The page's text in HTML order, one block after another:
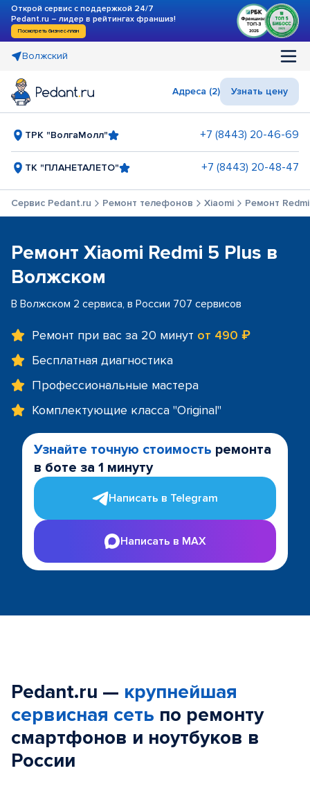
Открой сервис с поддержкой 24/7
Pedant.ru – лидер в рейтингах франшиз!
Посмотреть бизнес-план
Волжский
Адреса (2) Узнать цену
ТРК "ВолгаМолл" +7 (8443) 20-46-69
ТК "ПЛАНЕТАЛЕТО" +7 (8443) 20-48-47
Сервис Pedant.ru Ремонт телефонов Xiaomi Ремонт
Ремонт Xiaomi Redmi 5 Plus в
Волжском
В Волжском 2 сервиса, в России 707 сервисов
Ремонт при вас за 20 минут от 490 ₽
Бесплатная диагностика
Профессиональные мастера
Комплектующие класса "Original"
Узнайте точную стоимость ремонта
в боте за 1 минуту
Написать в Telegram
Написать в MAX
Pedant.ru — крупнейшая
сервисная сеть по ремонту
смартфонов и ноутбуков в
России